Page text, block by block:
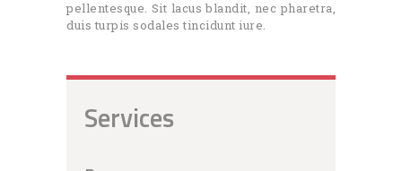
pellentesque. Sit lacus blandit, nec pharetra,
duis turpis sodales tincidunt iure.
Services